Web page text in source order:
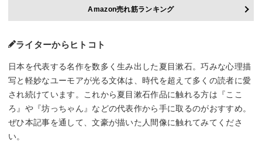
Amazon売れ筋ランキング
ライターからヒトコト
日本を代表する名作を数多く生み出した夏目漱石。巧みな心理描
写と軽妙なユーモアが光る文体は、時代を超えて多くの読者に愛
され続けています。これから夏目漱石作品に触れる方は『ここ
ろ』や『坊っちゃん』などの代表作から手に取るのがおすすめ。
ぜひ本記事を通して、文豪が描いた人間像に触れてみてくださ
い。